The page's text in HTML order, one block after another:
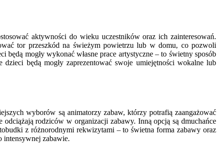
aktywności do wieku uczestników oraz ich zainteresowań.
tor przeszkód na świeżym powietrzu lub w domu, co pozwoli
mogły wykonać własne prace artystyczne – to świetny sposób
będą mogły zaprezentować swoje umiejętności wokalne lub
wyborów są animatorzy zabaw, którzy potrafią zaangażować
rodziców w organizacji zabawy. Inną opcją są dmuchańce
z różnorodnymi rekwizytami – to świetna forma zabawy oraz
intensywnej zabawie.